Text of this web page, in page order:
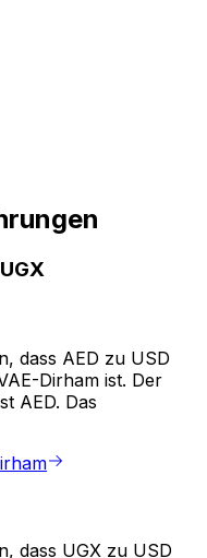
dass AED zu USD
Dirham ist. Der
AED. Das
dass UGX zu USD